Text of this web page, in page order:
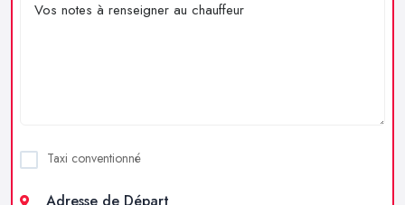
Taxi conventionné
Adresse de Départ